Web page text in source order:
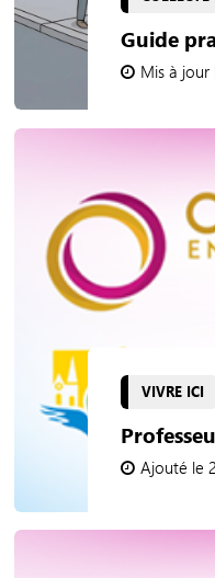
Guide
Mis à
VIVRE ICI
Ajouté le